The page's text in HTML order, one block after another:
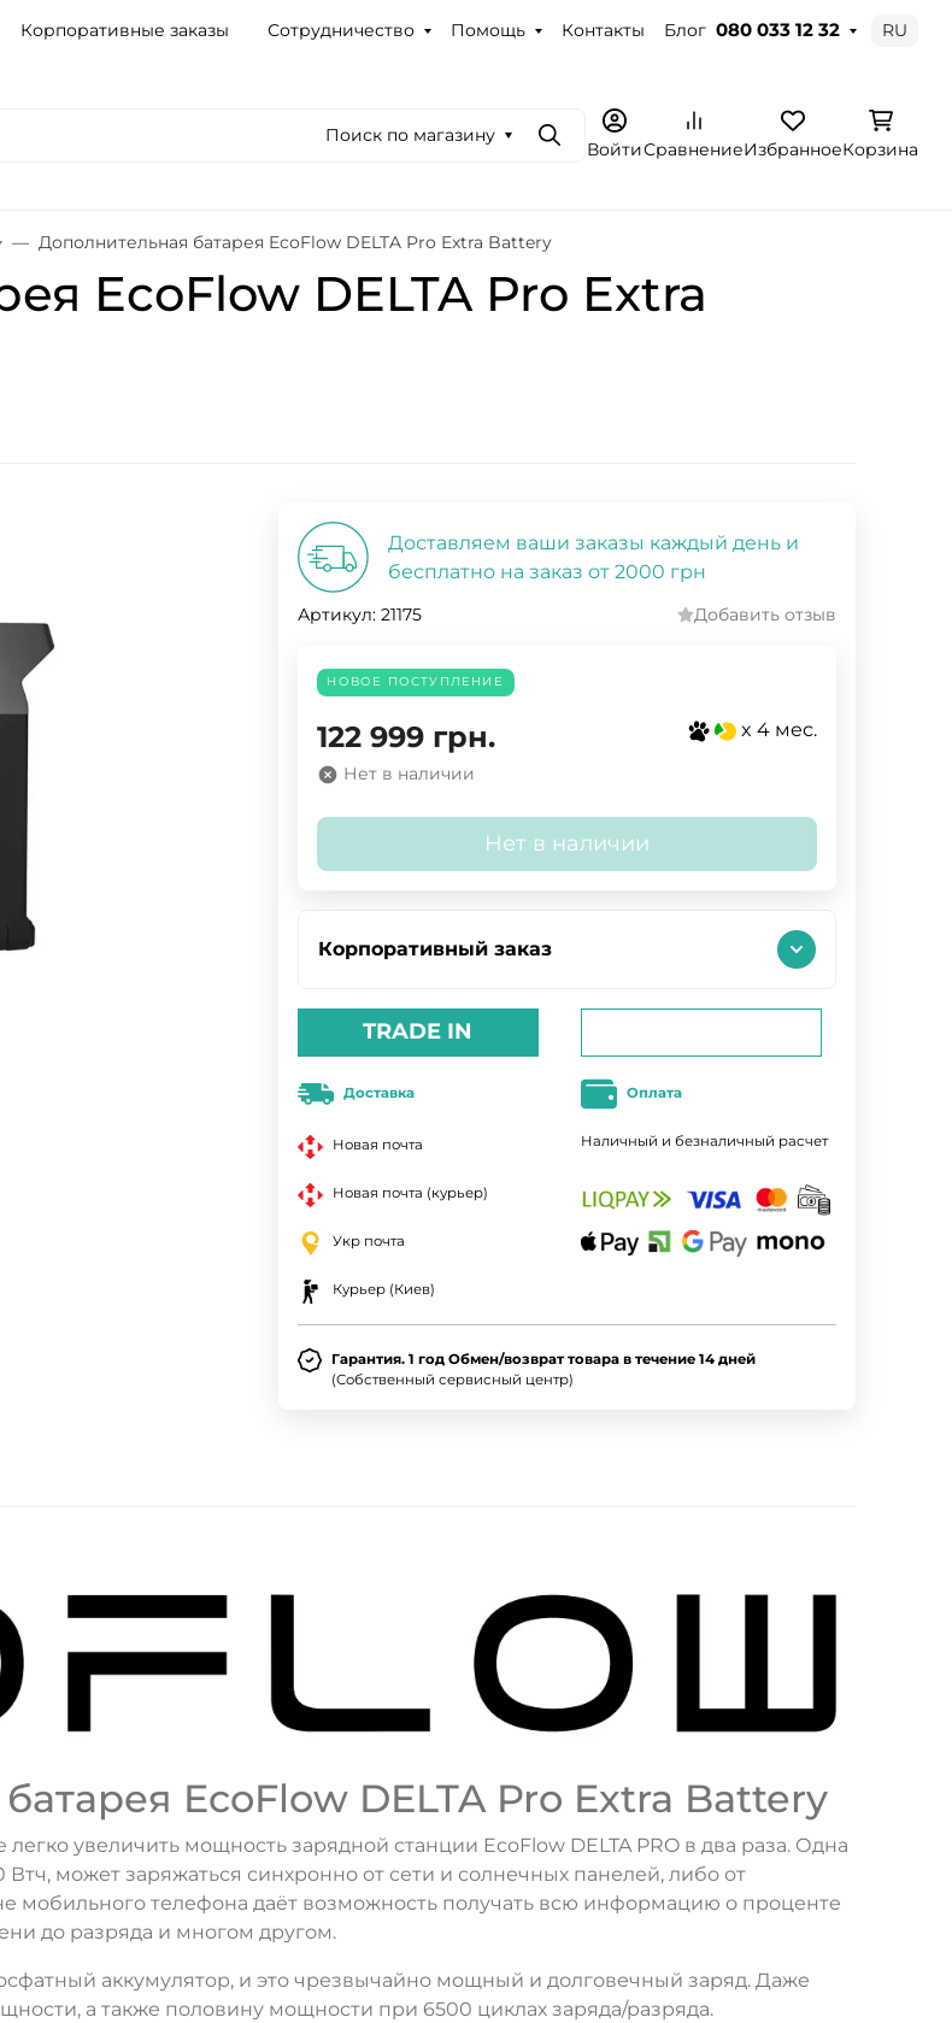
Корпоративные заказы Сотрудничество Помощь Контакты Блог 080 033 12 32 RU
Поиск по магазину
ПоискВойтиСравнениеИзбранноеКорзина
Дополнительная батарея EcoFlow DELTA Pro Extra Battery
EcoFlow DELTA Pro Extra
Доставляем ваши заказы каждый день и
бесплатно на заказ от 2000 грн
Артикул: 21175 Добавить отзыв
НОВОЕ ПОСТУПЛЕНИЕ
122 999 грн. x 4 мес.
Нет в наличии
Нет в наличии
Корпоративный заказ
TRADE IN
Доставка
Новая почта
Новая почта (курьер)
Укр почта
Курьер (Киев)
Оплата
Наличный и безналичный расчет
Гарантия. 1 год Обмен/возврат товара в течение 14 дней
(Собственный сервисный центр)
EcoFlow DELTA Pro Extra Battery
увеличить мощность зарядной станции EcoFlow DELTA PRO в два раза. Одна
может заряжаться синхронно от сети и солнечных панелей, либо от
мобильного телефона даёт возможность получать всю информацию о проценте
до разряда и многом другом.
аккумулятор, и это чрезвычайно мощный и долговечный заряд. Даже
а также половину мощности при 6500 циклах заряда/разряда.